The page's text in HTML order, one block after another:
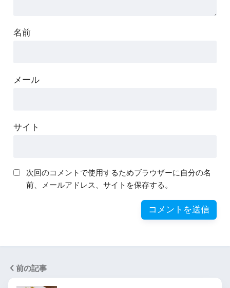
名前
メール
サイト
次回のコメントで使用するためブラウザーに自分の名
前、メールアドレス、サイトを保存する。
前の記事